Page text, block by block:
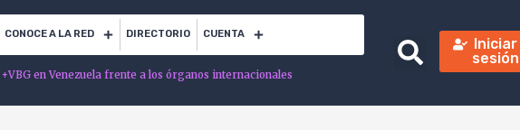
CONOCE A LA RED DIRECTORIO CUENTA
+VBG en Venezuela frente a los órganos internacionales
Iniciar
sesión